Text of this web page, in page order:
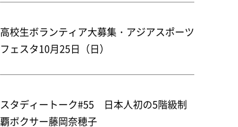
高校生ボランティア大募集・アジアスポーツ
フェスタ10月25日（日）
スタディートーク#55 日本人初の5階級制
覇ボクサー藤岡奈穂子